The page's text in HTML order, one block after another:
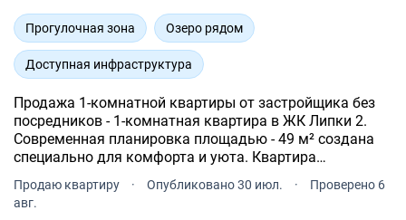
Прогулочная зона Озеро рядом
Доступная инфраструктура
Продажа 1-комнатной квартиры от застройщика без
посредников - 1-комнатная квартира в ЖК Липки 2.
Современная планировка площадью - 49 м² создана
специально для комфорта и уюта. Квартира
расположена на типовом этаже 10-и этажного дома.
Продаю квартиру · Опубликовано 30 июл. ·
Проверено 6
авг.